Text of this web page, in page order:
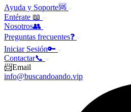
Ayuda y Soporte🆘
Entérate 📖
Nosotros👥
Preguntas frecuentes❓
Iniciar Sesión🔑
Contactar📞
📨Email
info@buscandoando.vip